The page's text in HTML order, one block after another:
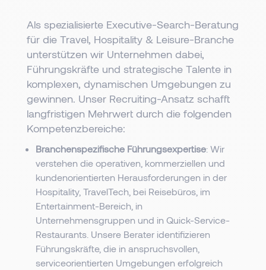
Als spezialisierte Executive-Search-Beratung
für die Travel, Hospitality & Leisure-Branche
unterstützen wir Unternehmen dabei,
Führungskräfte und strategische Talente in
komplexen, dynamischen Umgebungen zu
gewinnen. Unser Recruiting-Ansatz schafft
langfristigen Mehrwert durch die folgenden
Kompetenzbereiche:
Branchenspezifische Führungsexpertise: Wir
verstehen die operativen, kommerziellen und
kundenorientierten Herausforderungen in der
Hospitality, TravelTech, bei Reisebüros, im
Entertainment-Bereich, in
Unternehmensgruppen und in Quick-Service-
Restaurants. Unsere Berater identifizieren
Führungskräfte, die in anspruchsvollen,
serviceorientierten Umgebungen erfolgreich